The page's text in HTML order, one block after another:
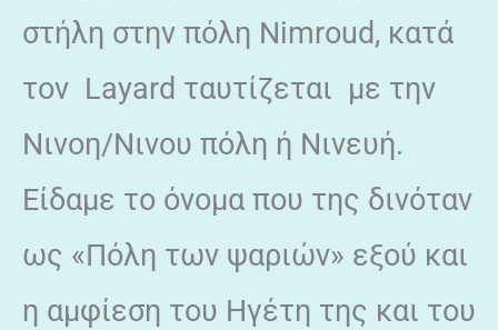
στήλη στην πόλη Νimroud, κατά
τον Layard ταυτίζεται με την
Νινοη/Νινου πόλη ή Νινευή.
Είδαμε το όνομα που της δινόταν
ως «Πόλη των ψαριών» εξού και
η αμφίεση του Ηγέτη της και του